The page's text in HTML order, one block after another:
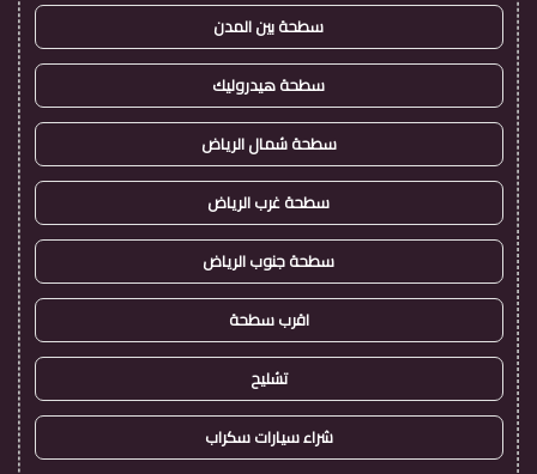
سطحة بين المدن
سطحة هيدروليك
سطحة شمال الرياض
سطحة غرب الرياض
سطحة جنوب الرياض
اقرب سطحة
تشليح
شراء سيارات سكراب